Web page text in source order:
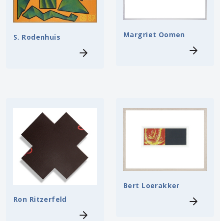
S. Rodenhuis Margriet Oomen
Ron Ritzerfeld
Bert Loerakker